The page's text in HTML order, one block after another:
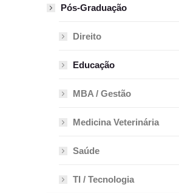
Pós-Graduação
Direito
Educação
MBA / Gestão
Medicina Veterinária
Saúde
TI / Tecnologia